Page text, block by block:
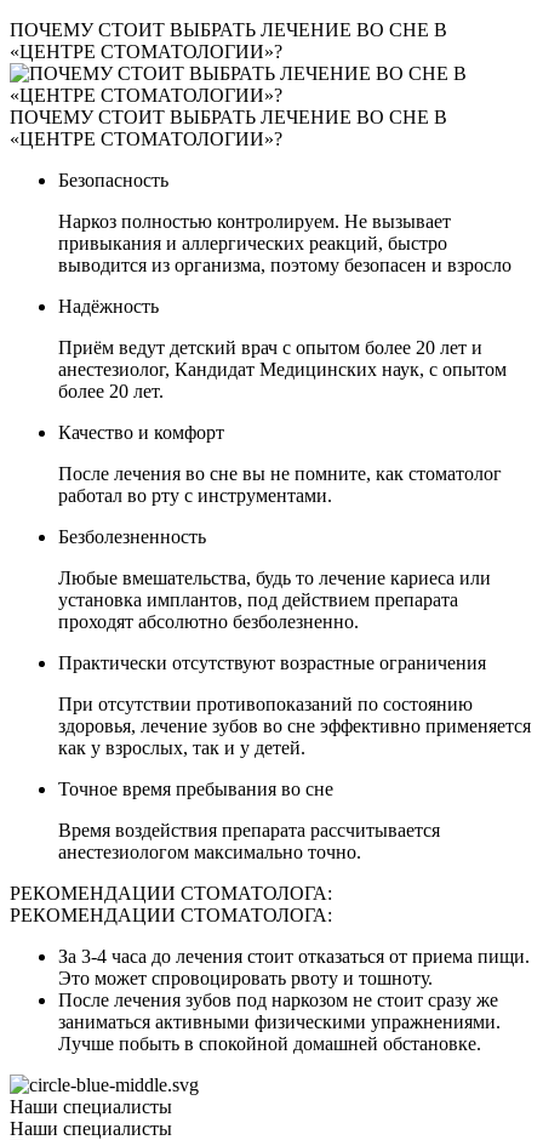
ПОЧЕМУ СТОИТ ВЫБРАТЬ ЛЕЧЕНИЕ ВО СНЕ В
«ЦЕНТРЕ СТОМАТОЛОГИИ»?
ПОЧЕМУ СТОИТ ВЫБРАТЬ ЛЕЧЕНИЕ ВО СНЕ В
«ЦЕНТРЕ СТОМАТОЛОГИИ»?
Безопасность
Наркоз полностью контролируем. Не вызывает
привыкания и аллергических реакций, быстро
выводится из организма, поэтому безопасен и взросло
Надёжность
Приём ведут детский врач с опытом более 20 лет и
анестезиолог, Кандидат Медицинских наук, с опытом
более 20 лет.
Качество и комфорт
После лечения во сне вы не помните, как стоматолог
работал во рту с инструментами.
Безболезненность
Любые вмешательства, будь то лечение кариеса или
установка имплантов, под действием препарата
проходят абсолютно безболезненно.
Практически отсутствуют возрастные ограничения
При отсутствии противопоказаний по состоянию
здоровья, лечение зубов во сне эффективно применяется
как у взрослых, так и у детей.
Точное время пребывания во сне
Время воздействия препарата рассчитывается
анестезиологом максимально точно.
РЕКОМЕНДАЦИИ СТОМАТОЛОГА:
РЕКОМЕНДАЦИИ СТОМАТОЛОГА:
За 3-4 часа до лечения стоит отказаться от приема пищи.
Это может спровоцировать рвоту и тошноту.
После лечения зубов под наркозом не стоит сразу же
заниматься активными физическими упражнениями.
Лучше побыть в спокойной домашней обстановке.
Наши специалисты
Наши специалисты